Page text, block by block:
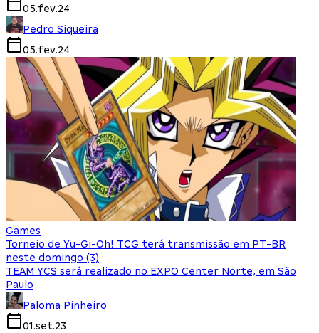
05.fev.24
Pedro Siqueira
05.fev.24
Games
Torneio de Yu-Gi-Oh! TCG terá transmissão em PT-BR
neste domingo (3)
TEAM YCS será realizado no EXPO Center Norte, em São
Paulo
Paloma Pinheiro
01.set.23